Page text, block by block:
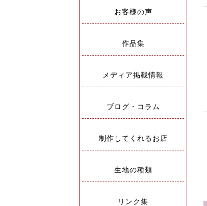
お客様の声
作品集
メディア掲載情報
ブログ・コラム
制作してくれるお店
生地の種類
リンク集